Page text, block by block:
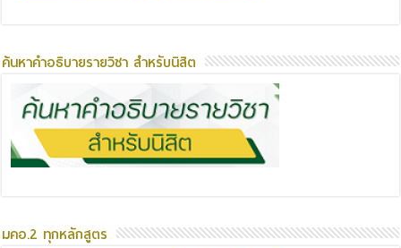
ค้นหาคำอธิบายรายวิชา สำหรับนิสิต
มคอ.2 ทุกหลักสูตร